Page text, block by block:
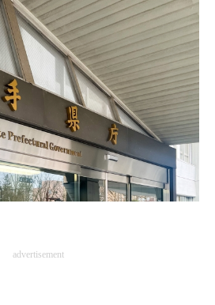
advertisement